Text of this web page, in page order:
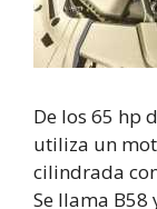
De los 65 hp
utiliza un
cilindrada
Se llama B58